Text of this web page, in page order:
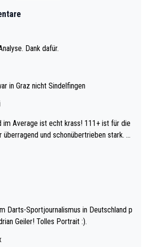
Dank dafür.
in Graz nicht Sindelfingen
ist echt krass! 111+ ist für die
und schonübertrieben stark. U
Darts-Sportjournalismus in Deutschland p
Geiler! Tolles Portrait :).